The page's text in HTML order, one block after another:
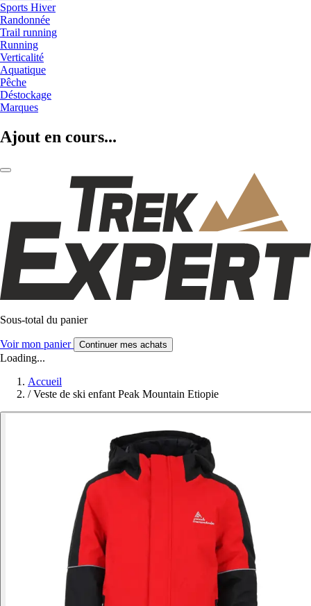
Sports Hiver
Randonnée
Trail running
Running
Verticalité
Aquatique
Pêche
Déstockage
Marques
Ajout en cours...
Sous-total du panier
Voir mon panier Continuer mes achats
Loading...
Accueil
/ Veste de ski enfant Peak Mountain Etiopie